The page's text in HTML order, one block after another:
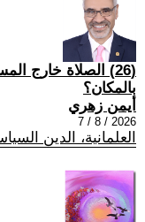
(26) الصلاة خارج
بالمكان؟
أيمن زهري
2026 / 8 / 7
العلمانية، الدين